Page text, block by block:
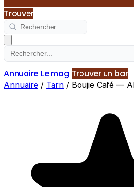
Trouver
Annuaire Le mag Trouver un bar
Annuaire / Tarn / Boujie Café —